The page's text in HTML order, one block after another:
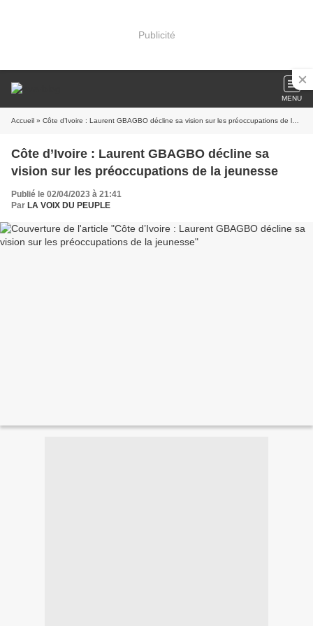
Publicité
MENU
Accueil » Côte d’Ivoire : Laurent GBAGBO décline sa vision sur les préoccupations de la jeunesse
Côte d’Ivoire : Laurent GBAGBO décline sa
vision sur les préoccupations de la jeunesse
Publié le 02/04/2023 à 21:41
Par LA VOIX DU PEUPLE